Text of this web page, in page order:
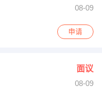
08-09
申请
面议
08-09